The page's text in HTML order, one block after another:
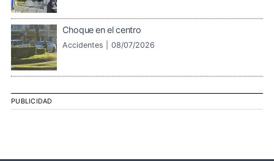
Choque en el centro
Accidentes | 08/07/2026
PUBLICIDAD